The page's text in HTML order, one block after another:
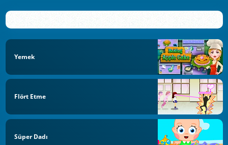
Yemek
Flört Etme
Süper Dadı